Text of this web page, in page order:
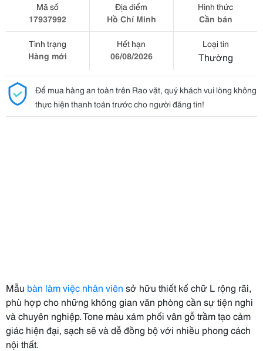
Mã số
17937992
Địa điểm
Hồ Chí Minh
Hình thức
Cần bán
Tình trạng
Hàng mới
Hết hạn
06/08/2026
Loại tin
Thường
Để mua hàng an toàn trên Rao vặt, quý khách vui lòng không
thực hiện thanh toán trước cho người đăng tin!
Mẫu bàn làm việc nhân viên sở hữu thiết kế chữ L rộng rãi,
phù hợp cho những không gian văn phòng cần sự tiện nghi
và chuyên nghiệp. Tone màu xám phối vân gỗ trầm tạo cảm
giác hiện đại, sạch sẽ và dễ đồng bộ với nhiều phong cách
nội thất.